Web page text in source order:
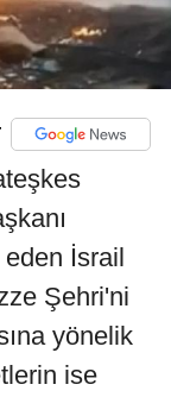
eden İsrail
Şehri'ni
yönelik
ise